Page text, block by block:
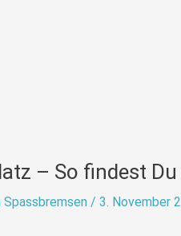
– So findest
Spassbremsen / 3. November